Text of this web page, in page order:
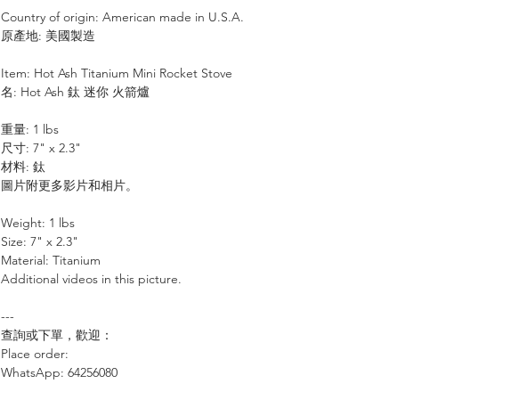
Country of origin: American made in U.S.A.
原產地: 美國製造
Item: Hot Ash Titanium Mini Rocket Stove
名: Hot Ash 鈦 迷你 火箭爐
重量: 1 lbs
尺寸: 7" x 2.3"
材料: 鈦
圖片附更多影片和相片。
Weight: 1 lbs
Size: 7" x 2.3"
Material: Titanium
Additional videos in this picture.
---
查詢或下單，歡迎：
Place order:
WhatsApp: 64256080